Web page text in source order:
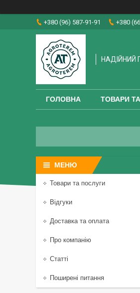
+380 (96) 587-91-91 +380
НАДІЙНИЙ
ГОЛОВНА ТОВАРИ
Товари та послуги
Відгуки
Доставка та оплата
Про компанію
Статті
Поширені питання